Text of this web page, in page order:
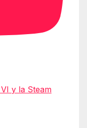
y la Steam